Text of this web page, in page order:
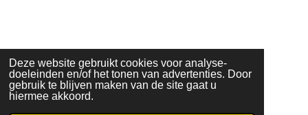
Deze website gebruikt cookies voor analyse-
doeleinden en/of het tonen van advertenties. Door
gebruik te blijven maken van de site gaat u
hiermee akkoord.